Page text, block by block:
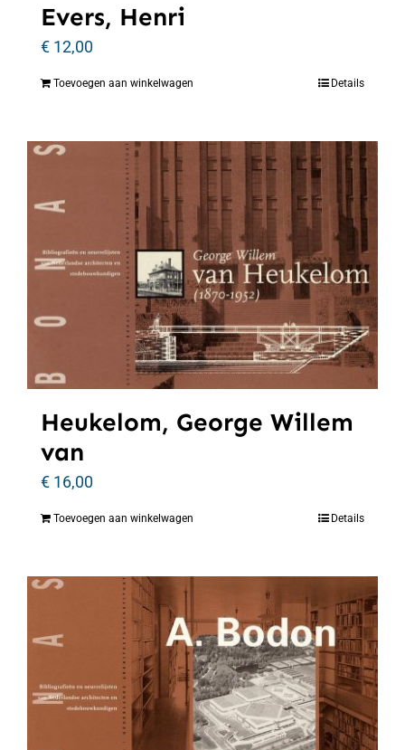
Evers, Henri
€ 12,00
Toevoegen aan winkelwagen Details
Heukelom, George Willem
van
€ 16,00
Toevoegen aan winkelwagen Details